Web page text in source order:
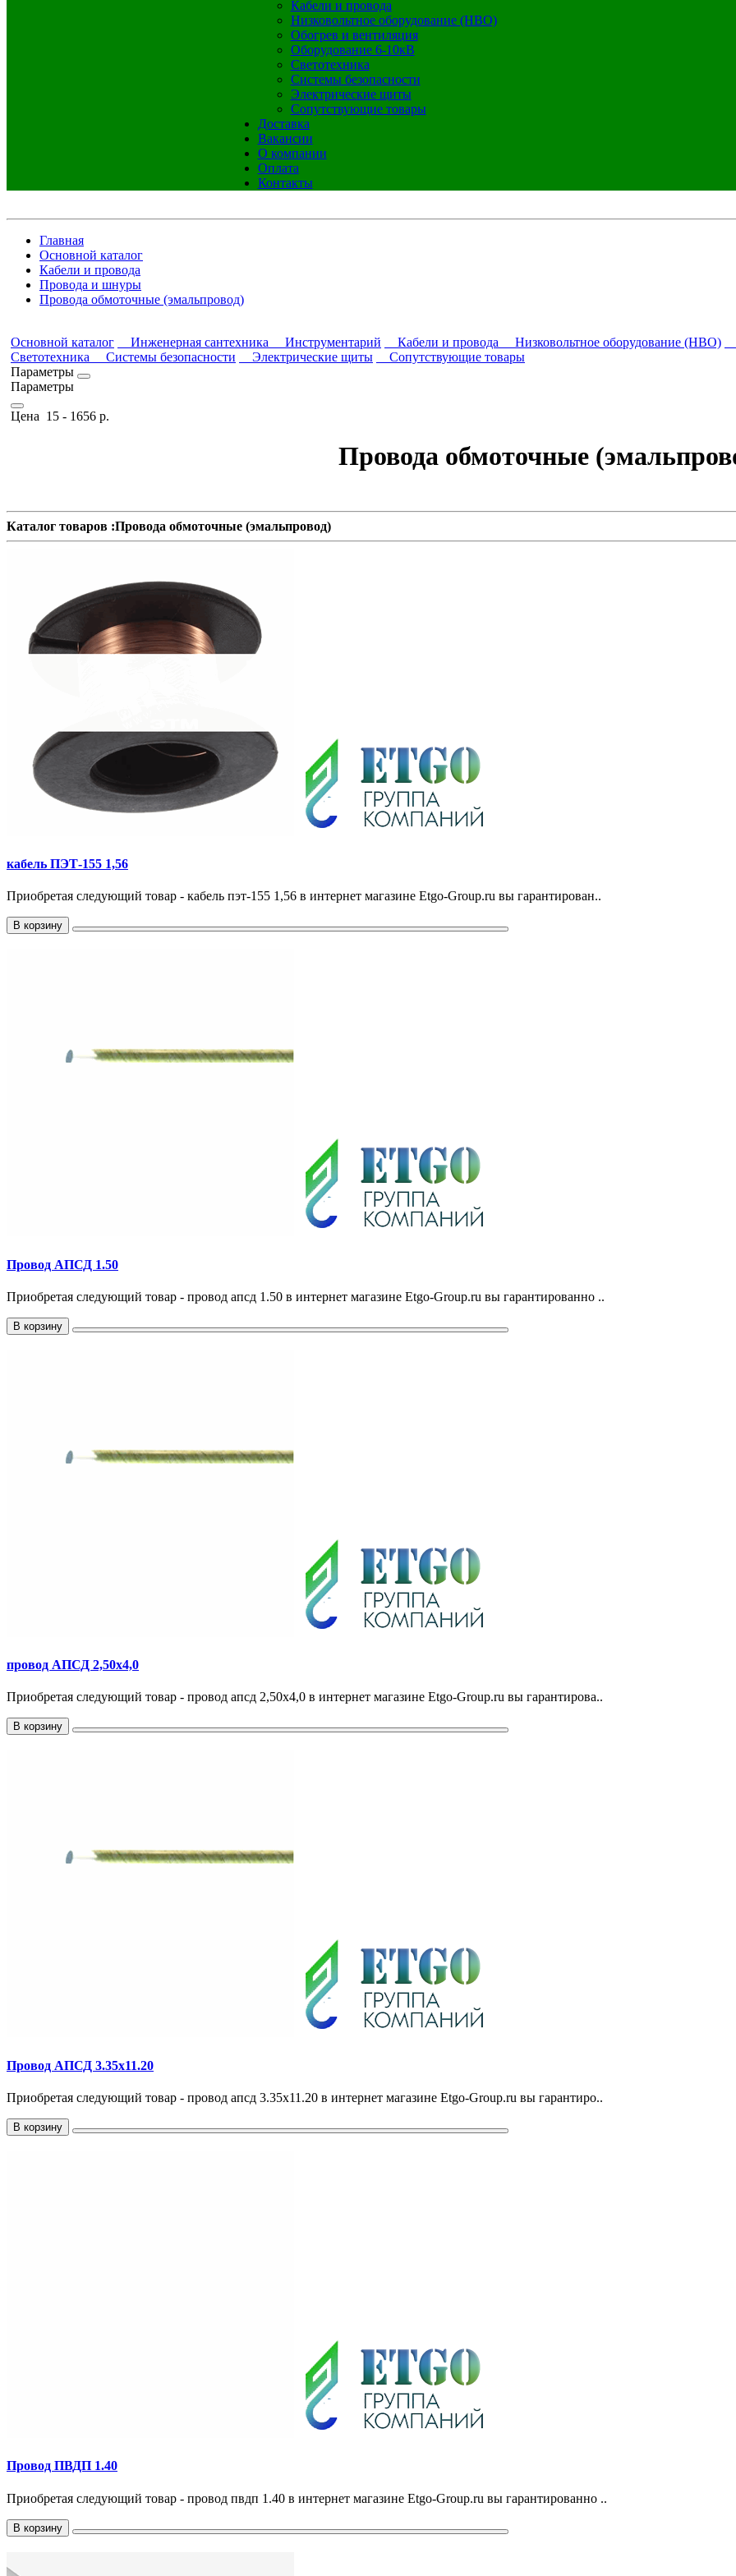
Кабели и провода
Низковольтное оборудование (НВО)
Обогрев и вентиляция
Оборудование 6-10кВ
Светотехника
Системы безопасности
Электрические щиты
Сопутствующие товары
Доставка
Вакансии
О компании
Оплата
Контакты
Главная
Основной каталог
Кабели и провода
Провода и шнуры
Провода обмоточные (эмальпровод)
Основной каталог Инженерная сантехника Инструментарий Кабели и провода Низковольтное оборудование (НВО)
Светотехника
Системы безопасности Электрические щиты
Сопутствующие товары
Параметры
Параметры
Цена 15 - 1656 р.
Провода обмоточные
Каталог товаров :Провода обмоточные (эмальпровод)
кабель ПЭТ-155 1,56
Приобретая следующий товар - кабель пэт-155 1,56 в интернет магазине Etgo-Group.ru вы гарантирован..
В корзину
Провод АПСД 1.50
Приобретая следующий товар - провод апсд 1.50 в интернет магазине Etgo-Group.ru вы гарантированно ..
В корзину
провод АПСД 2,50х4,0
Приобретая следующий товар - провод апсд 2,50х4,0 в интернет магазине Etgo-Group.ru вы гарантирова..
В корзину
Провод АПСД 3.35х11.20
Приобретая следующий товар - провод апсд 3.35х11.20 в интернет магазине Etgo-Group.ru вы гарантиро..
В корзину
Провод ПВДП 1.40
Приобретая следующий товар - провод пвдп 1.40 в интернет магазине Etgo-Group.ru вы гарантированно ..
В корзину